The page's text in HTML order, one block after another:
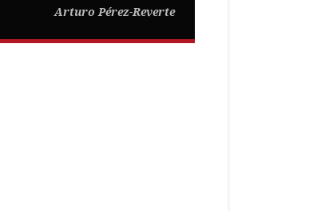
Arturo Pérez-Reverte